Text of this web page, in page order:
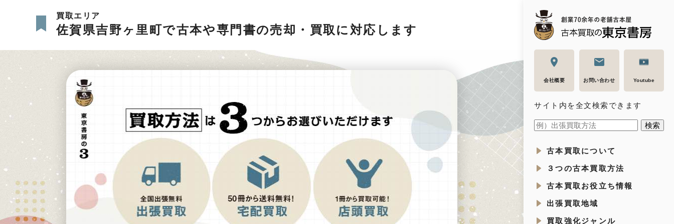
会社概要 お問い合わせ Youtube
サイト内を全文検索できます
古本買取について
３つの古本買取方法
古本買取お役立ち情報
出張買取地域
買取強化ジャンル
買取エリア
佐賀県吉野ヶ里町で古本や専門書の売却・買取に対応します